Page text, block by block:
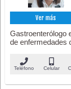
Ver más
Gastroenterólogo
de enfermedades
Teléfono Celular